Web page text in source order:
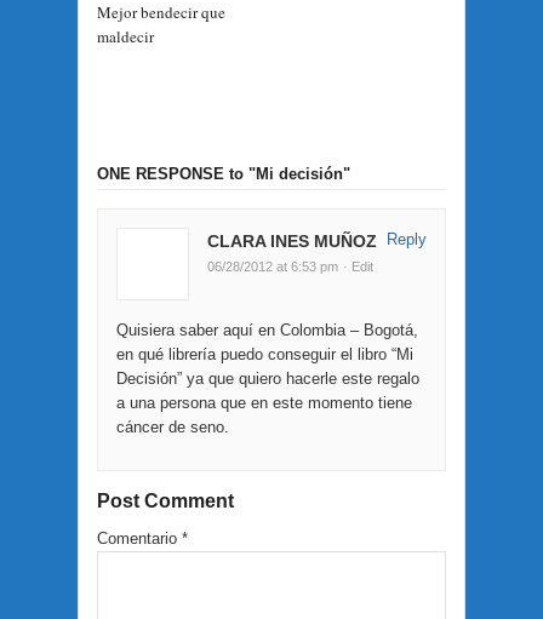
Mejor bendecir que
maldecir
ONE RESPONSE to "Mi decisión"
CLARA INES MUÑOZ
06/28/2012 at 6:53 pm · Edit
Quisiera saber aquí en Colombia – Bogotá,
en qué librería puedo conseguir el libro “Mi
Decisión” ya que quiero hacerle este regalo
a una persona que en este momento tiene
cáncer de seno.
Reply
Post Comment
Comentario *